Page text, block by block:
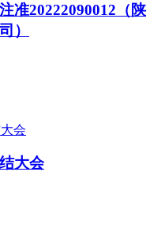
准20222090012（陕
）
大会